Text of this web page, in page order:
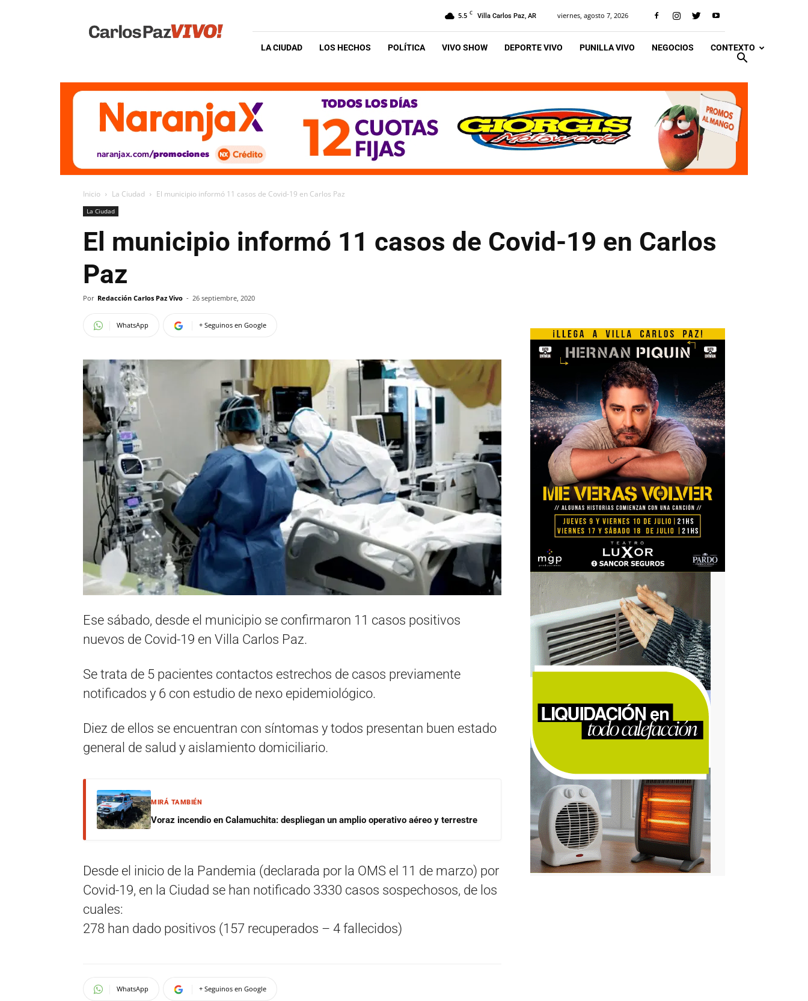
Vivo
5.5 C Villa Carlos Paz, AR viernes, agosto 7, 2026
LA CIUDAD LOS HECHOS POLÍTICA VIVO SHOW DEPORTE VIVO PUNILLA VIVO NEGOCIOS CONTEXTO
Inicio La Ciudad El municipio informó 11 casos de Covid-19 en Carlos Paz
La Ciudad
El municipio informó 11 casos de Covid-19 en Carlos
Paz
Por Redacción Carlos Paz Vivo - 26 septiembre, 2020
WhatsApp + Seguinos en Google
Ese sábado, desde el municipio se confirmaron 11 casos positivos
nuevos de Covid-19 en Villa Carlos Paz.
Se trata de 5 pacientes contactos estrechos de casos previamente
notificados y 6 con estudio de nexo epidemiológico.
Diez de ellos se encuentran con síntomas y todos presentan buen estado
general de salud y aislamiento domiciliario.
MIRÁ TAMBIÉN
Voraz incendio en Calamuchita: despliegan un amplio operativo aéreo y terrestre
Desde el inicio de la Pandemia (declarada por la OMS el 11 de marzo) por
Covid-19, en la Ciudad se han notificado 3330 casos sospechosos, de los
cuales:
278 han dado positivos (157 recuperados – 4 fallecidos)
WhatsApp + Seguinos en Google